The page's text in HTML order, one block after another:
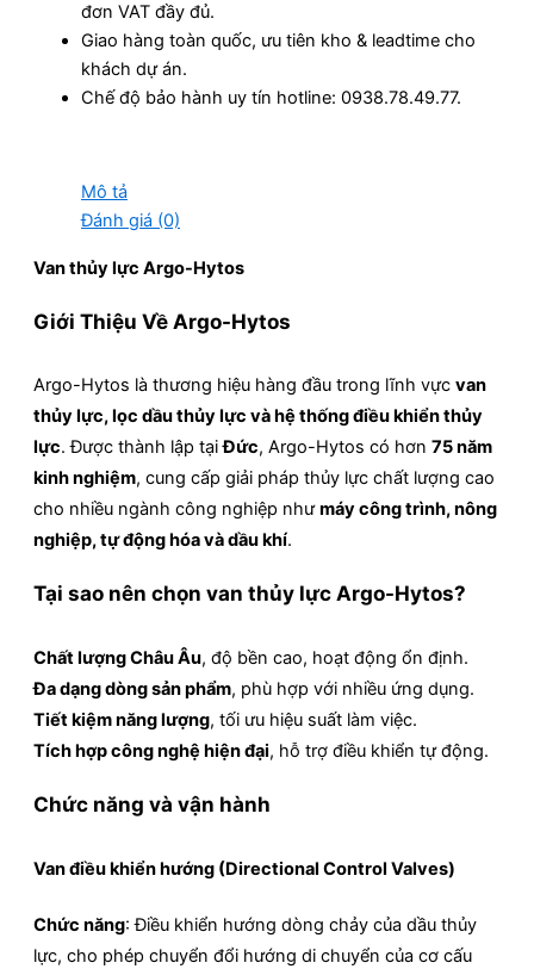
đơn VAT đầy đủ.
Giao hàng toàn quốc, ưu tiên kho & leadtime cho
khách dự án.
Chế độ bảo hành uy tín hotline: 0938.78.49.77.
Mô tả
Đánh giá (0)
Van thủy lực Argo-Hytos
Giới Thiệu Về Argo-Hytos
Argo-Hytos là thương hiệu hàng đầu trong lĩnh vực van
thủy lực, lọc dầu thủy lực và hệ thống điều khiển thủy
lực. Được thành lập tạiĐức, Argo-Hytos có hơn 75 năm
kinh nghiệm, cung cấp giải pháp thủy lực chất lượng cao
cho nhiều ngành công nghiệp nhưmáy công trình, nông
nghiệp, tự động hóa và dầu khí.
Tại sao nên chọn van thủy lực Argo-Hytos?
Chất lượng Châu Âu, độ bền cao, hoạt động ổn định.
Đa dạng dòng sản phẩm, phù hợp với nhiều ứng dụng.
Tiết kiệm năng lượng, tối ưu hiệu suất làm việc.
Tích hợp công nghệ hiện đại, hỗ trợ điều khiển tự động.
Chức năng và vận hành
Van điều khiển hướng (Directional Control Valves)
Chức năng:Điều khiển hướng dòng chảy của dầu thủy
lực, cho phép chuyển đổi hướng di chuyển của cơ cấu